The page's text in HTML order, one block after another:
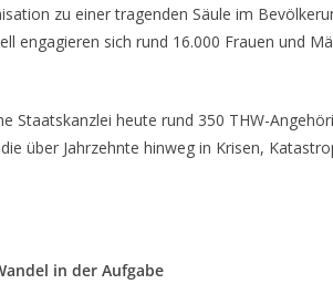
zu einer tragenden Säule im
engagieren sich rund 16.000 Frauen und
Staatskanzlei heute rund 350 THW-
über Jahrzehnte hinweg in Krisen,
in der Aufgabe